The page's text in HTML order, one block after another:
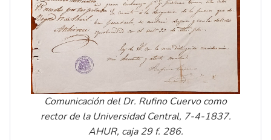
Comunicación del Dr. Rufino Cuervo como
rector de la Universidad Central, 7-4-1837.
AHUR, caja 29 f. 286.